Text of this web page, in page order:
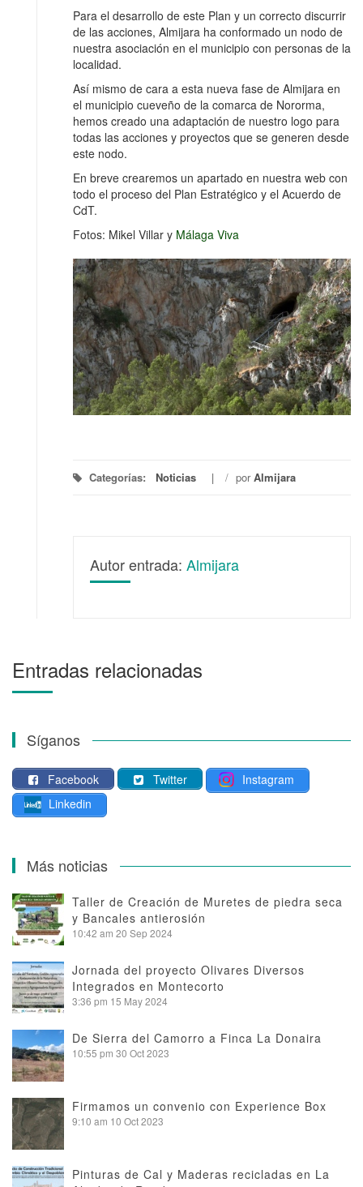
Para el desarrollo de este Plan y un correcto discurrir
de las acciones, Almijara ha conformado un nodo de
nuestra asociación en el municipio con personas de la
localidad.
Así mismo de cara a esta nueva fase de Almijara en
el municipio cueveño de la comarca de Nororma,
hemos creado una adaptación de nuestro logo para
todas las acciones y proyectos que se generen desde
este nodo.
En breve crearemos un apartado en nuestra web con
todo el proceso del Plan Estratégico y el Acuerdo de
CdT.
Fotos: Mikel Villar y Málaga Viva
Categorías: Noticias / porAlmijara
Autor entrada: Almijara
Entradas relacionadas
Síganos
Facebook Twitter
Instagram
Linkedin
Más noticias
Taller de Creación de Muretes de piedra seca
y Bancales antierosión
10:42 am 20 Sep 2024
Jornada del proyecto Olivares Diversos
Integrados en Montecorto
3:36 pm 15 May 2024
De Sierra del Camorro a Finca La Donaira
10:55 pm 30 Oct 2023
Firmamos un convenio con Experience Box
9:10 am 10 Oct 2023
Pinturas de Cal y Maderas recicladas en La